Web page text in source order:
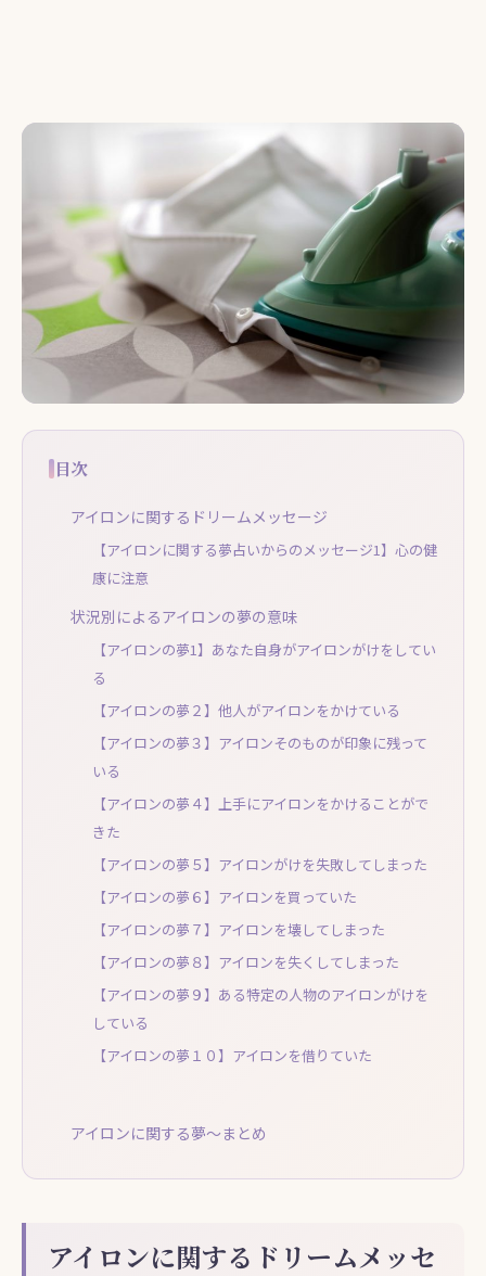
目次
アイロンに関するドリームメッセージ
【アイロンに関する夢占いからのメッセージ1】心の健
康に注意
状況別によるアイロンの夢の意味
【アイロンの夢1】あなた自身がアイロンがけをしてい
る
【アイロンの夢２】他人がアイロンをかけている
【アイロンの夢３】アイロンそのものが印象に残って
いる
【アイロンの夢４】上手にアイロンをかけることがで
きた
【アイロンの夢５】アイロンがけを失敗してしまった
【アイロンの夢６】アイロンを買っていた
【アイロンの夢７】アイロンを壊してしまった
【アイロンの夢８】アイロンを失くしてしまった
【アイロンの夢９】ある特定の人物のアイロンがけを
している
【アイロンの夢１０】アイロンを借りていた
アイロンに関する夢～まとめ
アイロンに関するドリームメッセ